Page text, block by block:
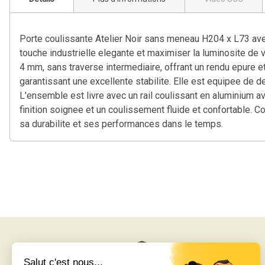
Porte coulissante Atelier Noir sans meneau H204 x L73
touche industrielle elegante et maximiser la luminosite de
4 mm, sans traverse intermediaire, offrant un rendu
garantissant une excellente stabilite. Elle est equipee de
L'ensemble est livre avec un rail coulissant en aluminium
finition soignee et un coulissement fluide et confortable.
sa durabilite et ses performances dans le temps.